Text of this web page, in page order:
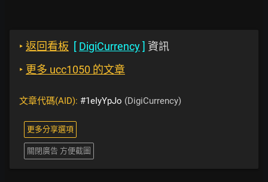
‣ 返回看板 [ DigiCurrency] 資訊
‣ 更多 ucc1050 的文章
文章代碼(AID): #1eIyYpJo (DigiCurrency)
更多分享選項
關閉廣告 方便截圖